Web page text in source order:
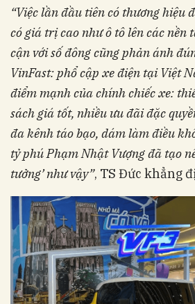
“Việc lần đầu tiên có thương hiệu
có giá trị cao như ô tô lên các nền
cận với số đông cũng phản ánh
VinFast: phổ cập xe điện tại Việt
điểm mạnh của chính chiếc xe:
sách giá tốt, nhiều ưu đãi đặc
đa kênh táo bạo, dám làm điều
tỷ phú Phạm Nhật Vượng đã tạo
tưởng’ như vậy”, TS Đức khẳng